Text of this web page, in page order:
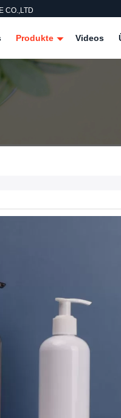
CO.,LTD
Produkte Videos